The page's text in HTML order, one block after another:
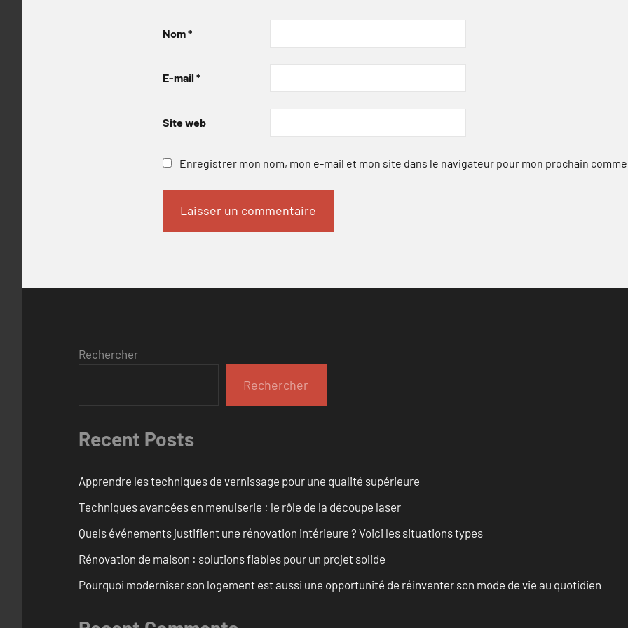
Nom*
E-mail *
Site web
Enregistrer mon nom, mon e-mail et mon site dans le navigateur pour mon prochain
Rechercher
Rechercher
Recent Posts
Apprendre les techniques de vernissage pour une qualité supérieure
Techniques avancées en menuiserie : le rôle de la découpe laser
Quels événements justifient une rénovation intérieure ? Voici les situations types
Rénovation de maison : solutions fiables pour un projet solide
Pourquoi moderniser son logement est aussi une opportunité de réinventer son mode de vie au quotidien